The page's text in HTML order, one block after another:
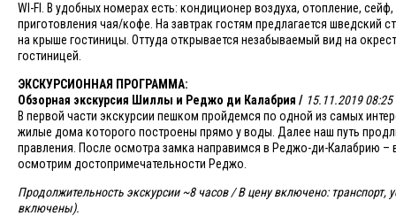
WI-FI. В удобных номерах есть: кондиционер воздуха, отопление,
приготовления чая/кофе. На завтрак гостям предлагается шведский
на крыше гостиницы. Оттуда открывается незабываемый вид на
гостиницей.
ЭКСКУРСИОННАЯ ПРОГРАММА:
Обзорная экскурсия Шиллы и Реджо ди Калабрия / 15.11.2019 08:25
В первой части экскурсии пешком пройдемся по одной из самых
жилые дома которого построены прямо у воды. Далее наш путь
правления. После осмотра замка направимся в Реджо-ди-Калабрию
осмотрим достопримечательности Реджо.
Продолжительность экскурсии ~8 часов / В цену включено:
включены).